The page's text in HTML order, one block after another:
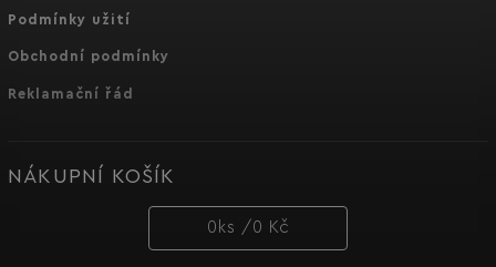
Podmínky užití
Obchodní podmínky
Reklamační řád
NÁKUPNÍ KOŠÍK
0 ks / 0 Kč